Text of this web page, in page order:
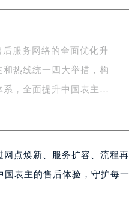
室（需提前预约）
预约）
室（需提前预约）
服务网络的全面优化升
热线统一四大举措，构
，全面提升中国表主的
点焕新、服务扩容、流程再
表主的售后体验，守护每一